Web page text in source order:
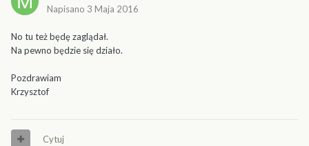
Napisano 3 Maja 2016
No tu też będę zaglądał.
Na pewno będzie się działo.
Pozdrawiam
Krzysztof
Cytuj